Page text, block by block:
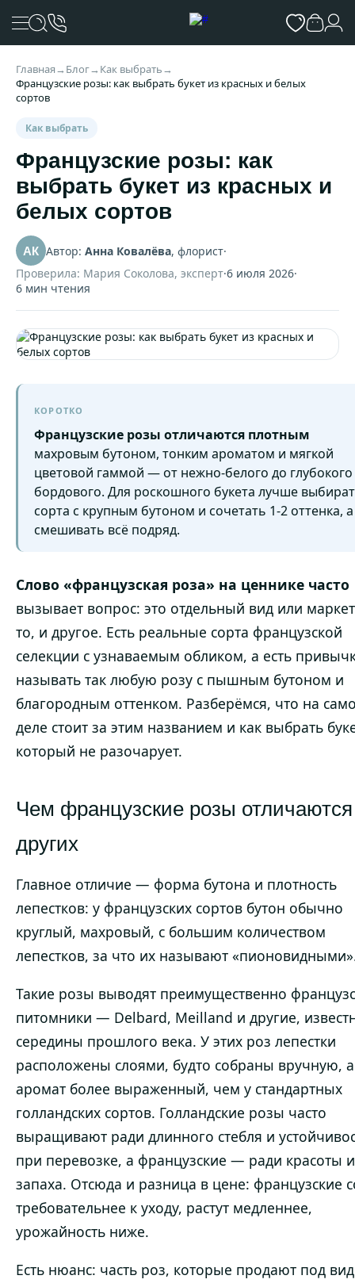
Главная→ Блог→ Как выбрать→
Французские розы: как выбрать букет из красных и белых
сортов
Как выбрать
Французские розы: как
выбрать букет из красных и
белых сортов
АК Автор: Анна Ковалёва, флорист·
Проверила: Мария Соколова, эксперт·6 июля 2026·
6 мин чтения
КОРОТКО
Французские розы отличаются плотным
махровым бутоном, тонким ароматом и мягкой
цветовой гаммой — от нежно-белого до глубокого
бордового. Для роскошного букета лучше
сорта с крупным бутоном и сочетать 1-2 оттенка,
смешивать всё подряд.
Слово «французская роза» на ценнике часто
вызывает вопрос: это отдельный вид или
то, и другое. Есть реальные сорта французской
селекции с узнаваемым обликом, а есть
называть так любую розу с пышным бутоном и
благородным оттенком. Разберёмся, что на
деле стоит за этим названием и как выбрать
который не разочарует.
Чем французские розы отличаются
других
Главное отличие — форма бутона и плотность
лепестков: у французских сортов бутон обычно
круглый, махровый, с большим количеством
лепестков, за что их называют
Такие розы выводят преимущественно
питомники — Delbard, Meilland и другие,
середины прошлого века. У этих роз лепестки
расположены слоями, будто собраны вручную, а
аромат более выраженный, чем у стандартных
голландских сортов. Голландские розы часто
выращивают ради длинного стебля и
при перевозке, а французские — ради красоты и
запаха. Отсюда и разница в цене: французские
требовательнее к уходу, растут медленнее,
урожайность ниже.
Есть нюанс: часть роз, которые продают под